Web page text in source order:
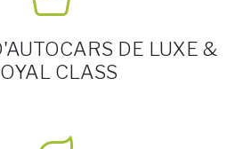
DE LUXE &
CLASS